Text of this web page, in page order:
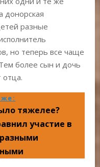
донорская
разные
но теперь все чаще
более сын и дочь
отца.
тяжелее?
участие в